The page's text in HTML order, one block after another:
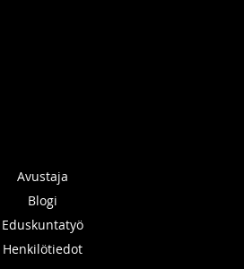
Avustaja
Blogi
Eduskuntatyö
Henkilötiedot